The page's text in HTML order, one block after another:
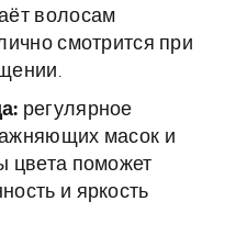
волосам
смотрится при
регулярное
масок и
цвета поможет
и яркость